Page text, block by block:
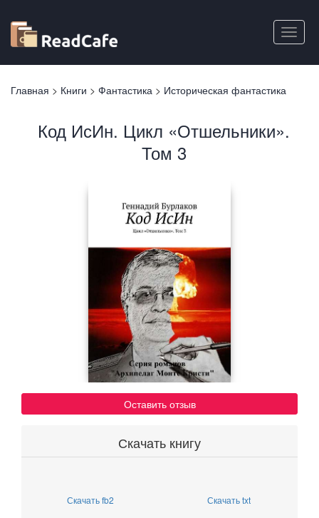
основному
содержанию
Toggle
Вы
Главная > Книги > Фантастика > Историческая фантастика
Код ИсИн. Цикл «Отшельники».
Том 3
Оставить отзыв
Скачать книгу
Скачать fb2 Скачать txt